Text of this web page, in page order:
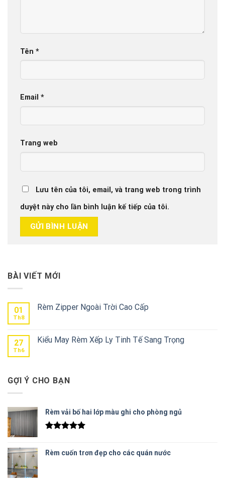
Tên *
Email *
Trang web
Lưu tên của tôi, email, và trang web trong trình
duyệt này cho lần bình luận kế tiếp của tôi.
BÀI VIẾT MỚI
01
Th8
Rèm Zipper Ngoài Trời Cao Cấp
27
Th6
Kiểu May Rèm Xếp Ly Tinh Tế Sang Trọng
GỢI Ý CHO BẠN
Rèm vải bố hai lớp màu ghi cho phòng ngủ
5 sao
Rèm cuốn trơn đẹp cho các quán nước